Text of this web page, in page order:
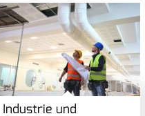
Industrie und